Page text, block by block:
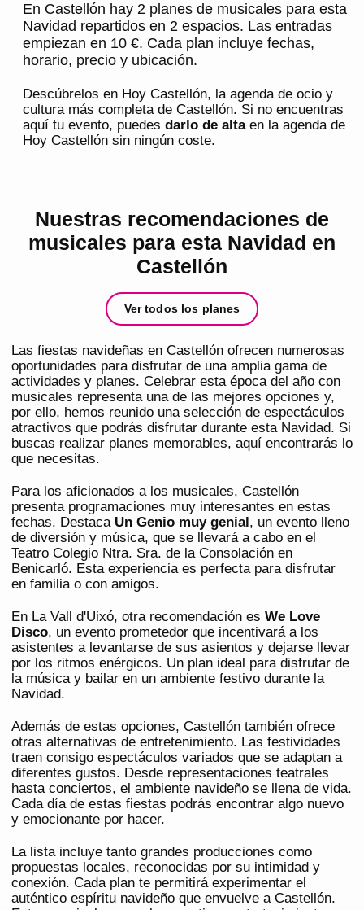
En Castellón hay 2 planes de musicales para esta
Navidad repartidos en 2 espacios. Las entradas
empiezan en 10 €. Cada plan incluye fechas,
horario, precio y ubicación.
Descúbrelos en Hoy Castellón, la agenda de ocio y
cultura más completa de Castellón. Si no encuentras
aquí tu evento, puedes darlo de altaen la agenda de
Hoy Castellón sin ningún coste.
Nuestras recomendaciones de
musicales para esta Navidad en
Castellón
Ver todos los planes
Las fiestas navideñas en Castellón ofrecen numerosas
oportunidades para disfrutar de una amplia gama de
actividades y planes. Celebrar esta época del año con
musicales representa una de las mejores opciones y,
por ello, hemos reunido una selección de espectáculos
atractivos que podrás disfrutar durante esta Navidad. Si
buscas realizar planes memorables, aquí encontrarás lo
que necesitas.
Para los aficionados a los musicales, Castellón
presenta programaciones muy interesantes en estas
fechas. Destaca Un Genio muy genial, un evento lleno
de diversión y música, que se llevará a cabo en el
Teatro Colegio Ntra. Sra. de la Consolación en
Benicarló. Esta experiencia es perfecta para disfrutar
en familia o con amigos.
En La Vall d'Uixó, otra recomendación es We Love
Disco, un evento prometedor que incentivará a los
asistentes a levantarse de sus asientos y dejarse llevar
por los ritmos enérgicos. Un plan ideal para disfrutar de
la música y bailar en un ambiente festivo durante la
Navidad.
Además de estas opciones, Castellón también ofrece
otras alternativas de entretenimiento. Las festividades
traen consigo espectáculos variados que se adaptan a
diferentes gustos. Desde representaciones teatrales
hasta conciertos, el ambiente navideño se llena de vida.
Cada día de estas fiestas podrás encontrar algo nuevo
y emocionante por hacer.
La lista incluye tanto grandes producciones como
propuestas locales, reconocidas por su intimidad y
conexión. Cada plan te permitirá experimentar el
auténtico espíritu navideño que envuelve a Castellón.